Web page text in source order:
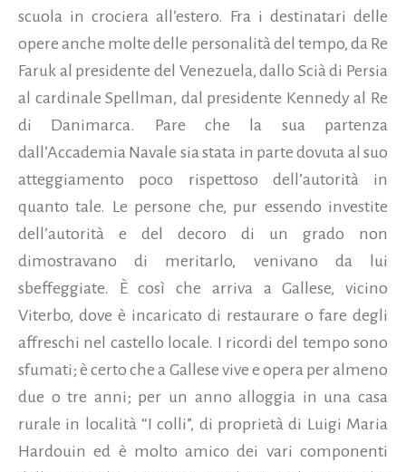
scuola in crociera all’estero. Fra i destinatari delle
opere anche molte delle personalità del tempo, da Re
Faruk al presidente del Venezuela, dallo Scià di Persia
al cardinale Spellman, dal presidente Kennedy al Re
di Danimarca. Pare che la sua partenza
dall’Accademia Navale sia stata in parte dovuta al suo
atteggiamento poco rispettoso dell’autorità in
quanto tale. Le persone che, pur essendo investite
dell’autorità e del decoro di un grado non
dimostravano di meritarlo, venivano da lui
sbeffeggiate. È così che arriva a Gallese, vicino
Viterbo, dove è incaricato di restaurare o fare degli
affreschi nel castello locale. I ricordi del tempo sono
sfumati; è certo che a Gallese vive e opera per almeno
due o tre anni; per un anno alloggia in una casa
rurale in località “I colli”, di proprietà di Luigi Maria
Hardouin ed è molto amico dei vari componenti